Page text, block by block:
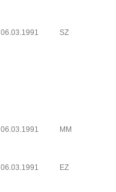
06.03.1991 SZ
06.03.1991 MM
06.03.1991 EZ